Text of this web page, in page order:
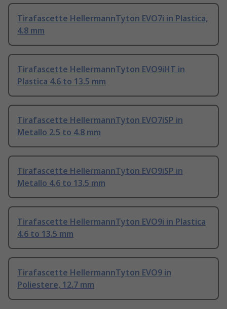
Tirafascette HellermannTyton EVO7i in Plastica,
4.8 mm
Tirafascette HellermannTyton EVO9iHT in
Plastica 4.6 to 13.5 mm
Tirafascette HellermannTyton EVO7iSP in
Metallo 2.5 to 4.8 mm
Tirafascette HellermannTyton EVO9iSP in
Metallo 4.6 to 13.5 mm
Tirafascette HellermannTyton EVO9i in Plastica
4.6 to 13.5 mm
Tirafascette HellermannTyton EVO9 in
Poliestere, 12.7 mm